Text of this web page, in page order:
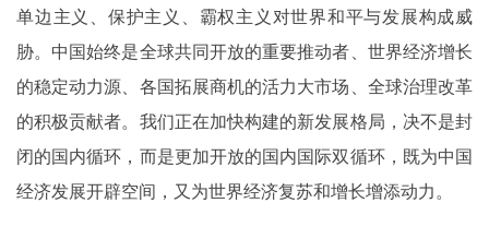
单边主义、保护主义、霸权主义对世界和平与发展构成威
胁。中国始终是全球共同开放的重要推动者、世界经济增长
的稳定动力源、各国拓展商机的活力大市场、全球治理改革
的积极贡献者。我们正在加快构建的新发展格局，决不是封
闭的国内循环，而是更加开放的国内国际双循环，既为中国
经济发展开辟空间，又为世界经济复苏和增长增添动力。